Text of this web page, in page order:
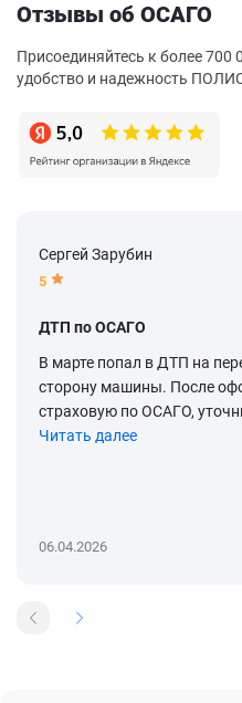
Отзывы об ОСАГО
Присоединяйтесь к более 700
удобство и надежность
Сергей Зарубин
5
ДТП по ОСАГО
В марте попал в ДТП на
сторону машины. После
страховую по ОСАГО,
Читать далее
06.04.2026